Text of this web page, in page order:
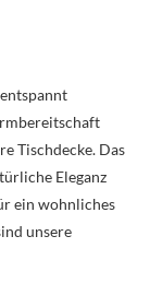
Tischdecke. Das
Eleganz
ein wohnliches
unsere